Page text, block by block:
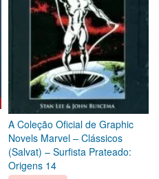
A Coleção Oficial de Graphic
Novels Marvel – Clássicos
(Salvat) – Surfista Prateado:
Origens 14